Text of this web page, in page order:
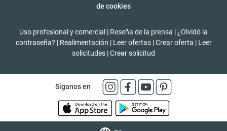
de cookies
Uso profesional y comercial | Reseña de la prensa | ¿Olvidó la
contraseña? | Realimentación | Leer ofertas | Crear oferta | Leer
solicitudes |Crear solicitud
Síganos en